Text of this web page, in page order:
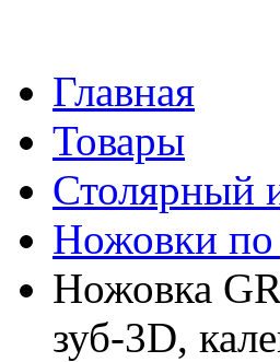
Главная
Товары
Столярный
Ножовки по
Ножовка
зуб-3D,